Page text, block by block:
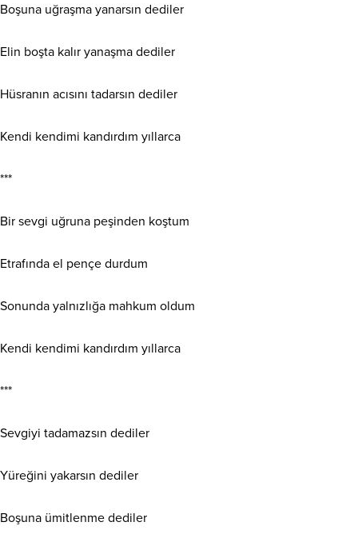
Boşuna uğraşma yanarsın dediler
Elin boşta kalır yanaşma dediler
Hüsranın acısını tadarsın dediler
Kendi kendimi kandırdım yıllarca
***
Bir sevgi uğruna peşinden koştum
Etrafında el pençe durdum
Sonunda yalnızlığa mahkum oldum
Kendi kendimi kandırdım yıllarca
***
Sevgiyi tadamazsın dediler
Yüreğini yakarsın dediler
Boşuna ümitlenme dediler